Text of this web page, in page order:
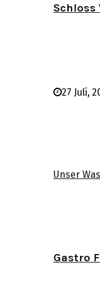
Schloss
27 Juli,
Unser
Gastro